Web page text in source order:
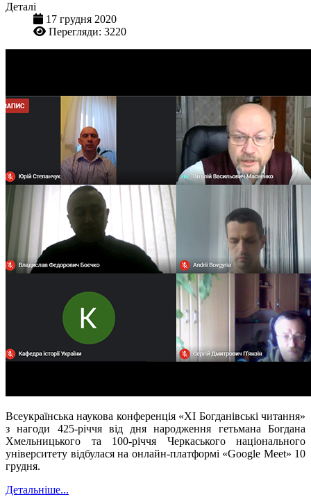
Деталі
17 грудня 2020
Перегляди: 3220
Всеукраїнська наукова конференція «ХІ Богданівські читання»
з нагоди 425-річчя від дня народження гетьмана Богдана
Хмельницького та 100-річчя Черкаського національного
університету відбулася на онлайн-платформі «Google Meet» 10
грудня.
Детальніше...